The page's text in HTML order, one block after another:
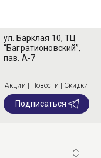
ул. Барклая 10, ТЦ
“Багратионовский”,
пав. А-7
Акции | Новости | Скидки
Подписаться